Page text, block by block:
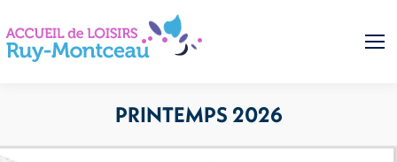
PRINTEMPS 2026
Vous êtes ici :